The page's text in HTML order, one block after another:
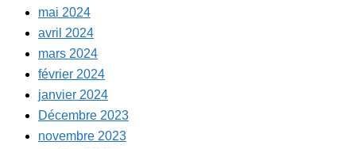
mai 2024
avril 2024
mars 2024
février 2024
janvier 2024
Décembre 2023
novembre 2023